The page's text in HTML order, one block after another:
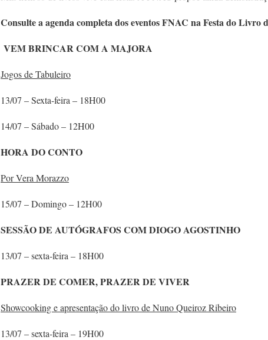
Consulte a agenda completa dos eventos FNAC na Festa do Livro
VEM BRINCAR COM A MAJORA
Jogos de Tabuleiro
13/07 – Sexta-feira – 18H00
14/07 – Sábado – 12H00
HORA DO CONTO
Por Vera Morazzo
15/07 – Domingo – 12H00
SESSÃO DE AUTÓGRAFOS COM DIOGO AGOSTINHO
13/07 – sexta-feira – 18H00
PRAZER DE COMER, PRAZER DE VIVER
Showcooking e apresentação do livro de Nuno Queiroz Ribeiro
13/07 – sexta-feira – 19H00